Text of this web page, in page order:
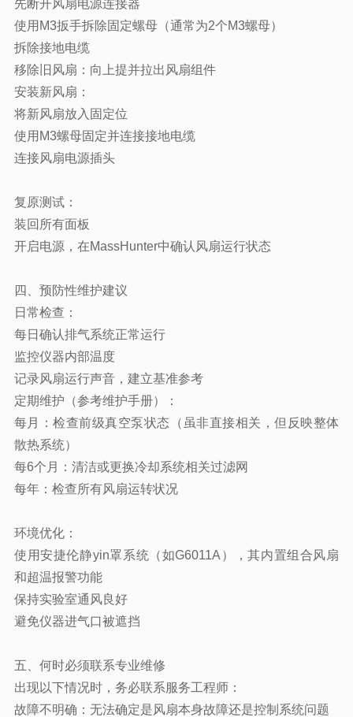
先断开风扇电源连接器
使用M3扳手拆除固定螺母（通常为2个M3螺母）
拆除接地电缆
移除旧风扇：向上提并拉出风扇组件
安装新风扇：
将新风扇放入固定位
使用M3螺母固定并连接接地电缆
连接风扇电源插头
复原测试：
装回所有面板
开启电源，在MassHunter中确认风扇运行状态
四、预防性维护建议
日常检查：
每日确认排气系统正常运行
监控仪器内部温度
记录风扇运行声音，建立基准参考
定期维护（参考维护手册）：
每月：检查前级真空泵状态（虽非直接相关，但反映整体
散热系统）
每6个月：清洁或更换冷却系统相关过滤网
每年：检查所有风扇运转状况
环境优化：
使用安捷伦静yin罩系统（如G6011A），其内置组合风扇
和超温报警功能
保持实验室通风良好
避免仪器进气口被遮挡
五、何时必须联系专业维修
出现以下情况时，务必联系服务工程师：
故障不明确：无法确定是风扇本身故障还是控制系统问题